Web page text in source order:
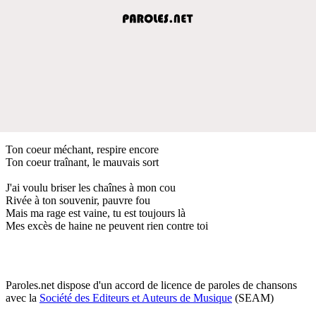
Ton coeur méchant, respire encore
Ton coeur traînant, le mauvais sort
J'ai voulu briser les chaînes à mon cou
Rivée à ton souvenir, pauvre fou
Mais ma rage est vaine, tu est toujours là
Mes excès de haine ne peuvent rien contre toi
Paroles.net dispose d'un accord de licence de paroles de chansons
avec la Société des Editeurs et Auteurs de Musique (SEAM)